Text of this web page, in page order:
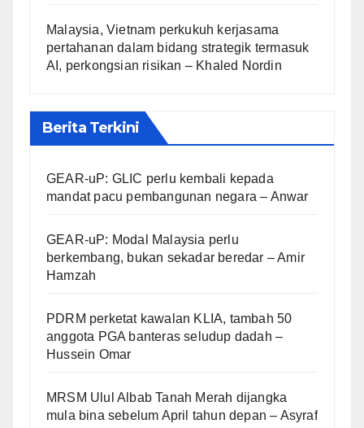
Malaysia, Vietnam perkukuh kerjasama
pertahanan dalam bidang strategik termasuk
AI, perkongsian risikan – Khaled Nordin
Berita Terkini
GEAR-uP: GLIC perlu kembali kepada
mandat pacu pembangunan negara – Anwar
GEAR-uP: Modal Malaysia perlu
berkembang, bukan sekadar beredar – Amir
Hamzah
PDRM perketat kawalan KLIA, tambah 50
anggota PGA banteras seludup dadah –
Hussein Omar
MRSM Ulul Albab Tanah Merah dijangka
mula bina sebelum April tahun depan – Asyraf